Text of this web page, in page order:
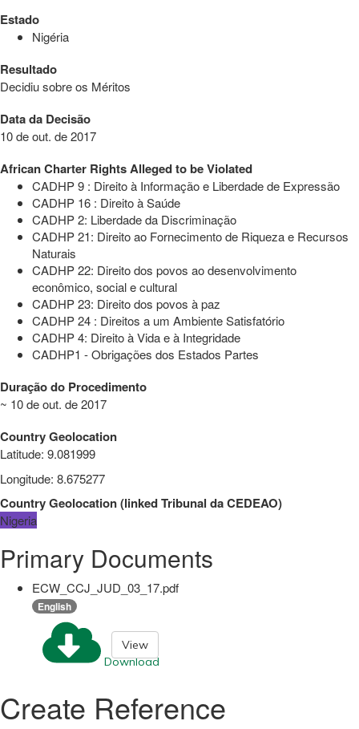
Estado
Nigéria
Resultado
Decidiu sobre os Méritos
Data da Decisão
10 de out. de 2017
African Charter Rights Alleged to be Violated
CADHP 9 : Direito à Informação e Liberdade de Expressão
CADHP 16 : Direito à Saúde
CADHP 2: Liberdade da Discriminação
CADHP 21: Direito ao Fornecimento de Riqueza e Recursos
Naturais
CADHP 22: Direito dos povos ao desenvolvimento
econômico, social e cultural
CADHP 23: Direito dos povos à paz
CADHP 24 : Direitos a um Ambiente Satisfatório
CADHP 4: Direito à Vida e à Integridade
CADHP1 - Obrigações dos Estados Partes
Duração do Procedimento
~ 10 de out. de 2017
Country Geolocation
Latitude: 9.081999
Longitude: 8.675277
Country Geolocation(linkedTribunal da CEDEAO)
Nigeria
Primary Documents
ECW_CCJ_JUD_03_17.pdf
English
Download
View
Create Reference